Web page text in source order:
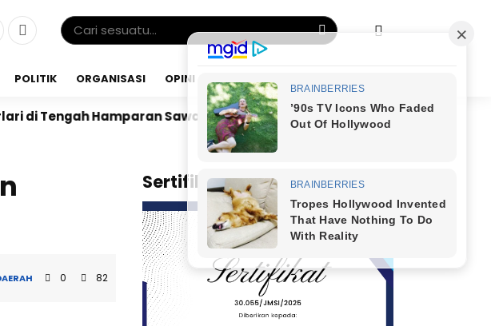
POLITIK ORGANISASI OPINI
Sawah Dr. Bunyamin Yapid di Kairo: Tak Mampu Kelola
0 82
Sertifikat JMSI
x